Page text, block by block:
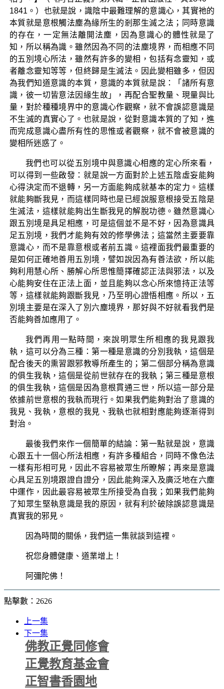
1841。）也就是說，識陰中最難理解的意識心，其實祂的
本質就是意根觸法塵為緣所生的剎那生滅之法；同時意識
的存在，一定無法離開法塵，因為意識心的體性就是了
知，所以稱為識。雖然因為不同的法塵境界，而相應不同
的五別境心所法，雖然有許多的變相，包括有念靈知，或
者離念靈知等等，但終歸是生滅法。因此變相雖多，但因
為我們知道意識的本質，意識的本質就是說：「諸所有意
識，彼一切皆意法因緣生故」，再配合聖教量、現量與比
量，對於種種境界中的意識心作觀察，就不會誤認意識是
不生滅的真實心了。也就是說，從對意識本質的了知，進
而完成意識心盡所有性的思惟或者觀察，就不會被意識的
變相所迷惑了。
我們也可以從五別境中與意識心相應的定心所來看，
可以得到一些啟發：就是說一方面對於上述五陰虛妄能夠
心得決定而不退轉，另一方面能夠成就基本的定力。這樣
就能夠斷我見，而這樣同時也是已經說服意根接受五陰是
生滅法，這樣就能夠出生斷我見的解脫功德。雖然意識心
跟五別境是具足相應，可是這個並不是不好，因為意識具
足五別境，我們才能夠有效的修學佛法；這當然主要要靠
意識心，而不是靠意根或者前五識。這裡面我們最重要的
是如何正確地善用五別境，譬如說因為有善法欲，所以能
夠利用慧心所、勝解心所思惟簡擇確認正法與邪法，以及
心能夠安住在正法上面，並且能夠以念心所來憶持正法等
等，這樣就能夠跟斷我見，乃至明心證悟相應。所以，五
別境主要是在深入了別六塵境界，那好與不好就看我們是
否能夠善加應用了。
我們再用一點時間，來說明眾生所相應的我見跟我
執，這可以分為三種：第一種是意識的分別我執，這個是
配合後天的熏習跟邪教導所產生的；第二個部分稱為意識
的俱生我執，這個是從前世就存在的我執；第三種是意根
的俱生我執，這個是因為意根貫通三世，所以這一部分是
依據前世意根的我執而現行。如果我們能夠對治了意識的
我見、我執，意根的我見、我執也就相對應能夠逐漸得到
對治。
最後我們來作一個簡單的結論：第一點就是說，意識
心跟五十一個心所法相應，有許多種組合，同時不像色法
一樣有形相可見，因此不容易被眾生所瞭解；再來是意識
心具足五別境跟證自證分，因此能夠深入及廣泛地在六塵
中運作，因此最容易被眾生所接受為自我；如果我們能夠
了知眾生堅執意識是我的原因，就有利於破除誤認意識是
真實我的邪見。
因為時間的關係，我們這一集就談到這裡。
祝您身體健康、道業增上！
阿彌陀佛！
點擊數：2626
上一集
下一集
佛教正覺同修會
正覺教育基金會
正智書香園地